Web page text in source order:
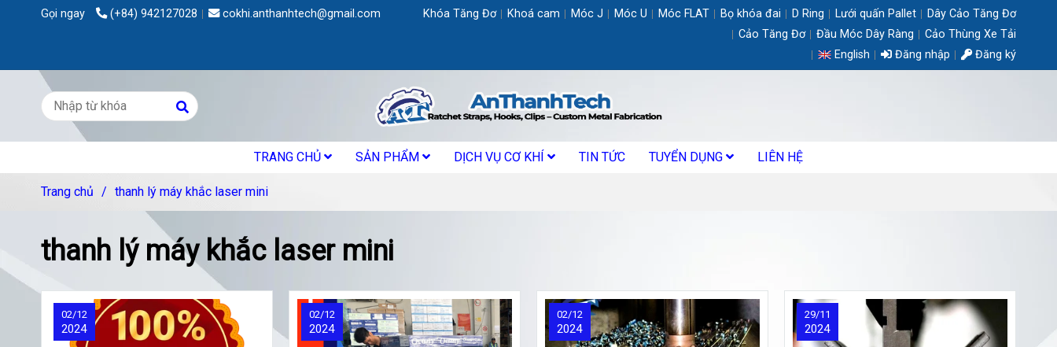
Gọi ngay (+84) 942127028 cokhi.anthanhtech@gmail.com Khóa Tăng Đơ Khoá cam Móc J Móc U Móc FLAT Bọ khóa đai D Ring Lưới quấn Pallet
Dây Cảo Tăng Đơ
Cảo Tăng Đơ
Đầu Móc Dây Ràng
Cảo Thùng Xe Tải
English
Đăng nhập Đăng ký
TRANG CHỦ SẢN PHẨM DỊCH VỤ CƠ KHÍ TIN TỨC TUYỂN DỤNG LIÊN HỆ
Trang chủ / thanh lý máy khắc laser mini
thanh lý máy khắc laser mini
02/12
2024
02/12
2024
02/12
2024
29/11
2024